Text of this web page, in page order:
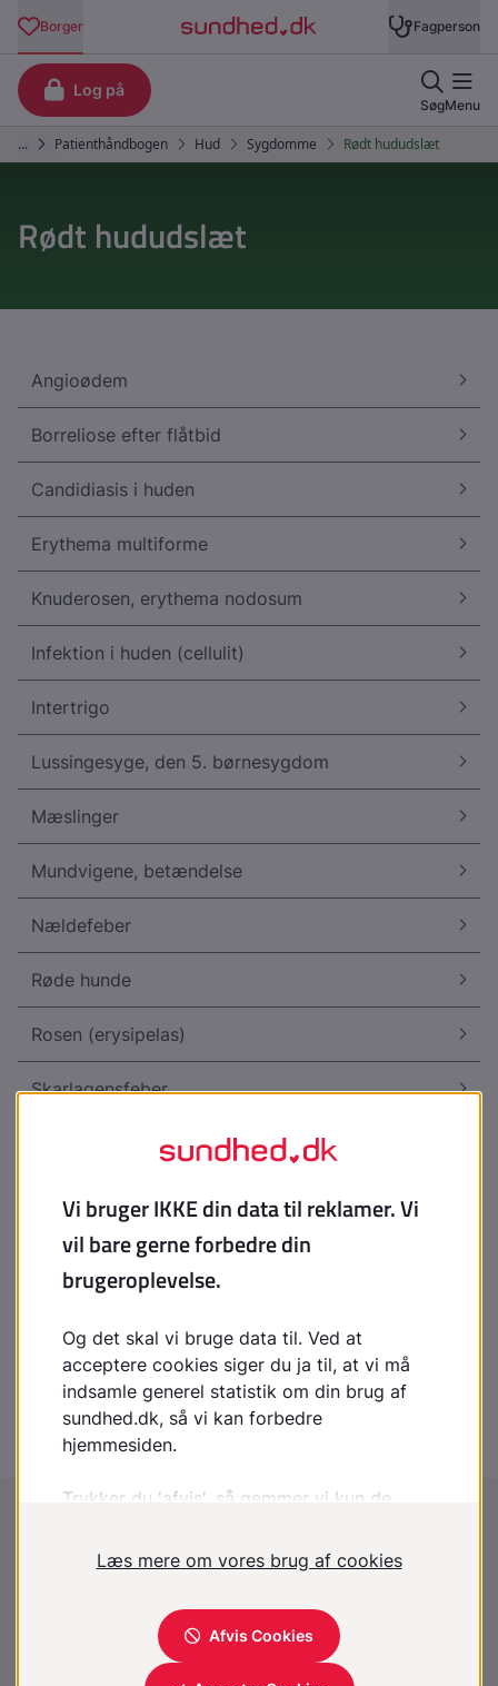
Rødt hududslæt
Angioødem
Borreliose efter flåtbid
Candidiasis i huden
Erythema multiforme
Knuderosen, erythema nodosum
Infektion i huden (cellulit)
Intertrigo
Lussingesyge, den 5. børnesygdom
Mæslinger
Mundvigene, betændelse
Nældefeber
Røde hunde
Rosen (erysipelas)
Skarlagensfeber
Svinerosen - erysipeloid
Tredagesfeber
Udslæt, der skyldes mundbind
Varmeknopper